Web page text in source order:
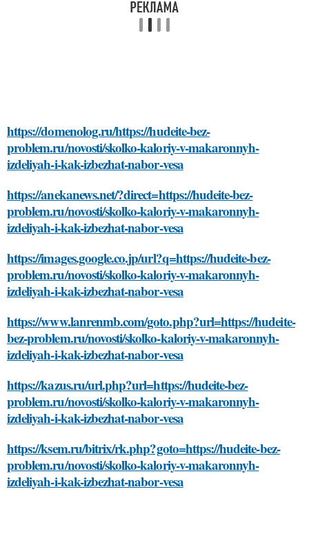
https://domenolog.ru/https://hudeite-bez-
problem.ru/novosti/skolko-kaloriy-v-makaronnyh-
izdeliyah-i-kak-izbezhat-nabor-vesa
https://anekanews.net/?direct=https://hudeite-bez-
problem.ru/novosti/skolko-kaloriy-v-makaronnyh-
izdeliyah-i-kak-izbezhat-nabor-vesa
https://images.google.co.jp/url?q=https://hudeite-bez-
problem.ru/novosti/skolko-kaloriy-v-makaronnyh-
izdeliyah-i-kak-izbezhat-nabor-vesa
https://www.lanrenmb.com/goto.php?url=https://hudeite-
bez-problem.ru/novosti/skolko-kaloriy-v-makaronnyh-
izdeliyah-i-kak-izbezhat-nabor-vesa
https://kazus.ru/url.php?url=https://hudeite-bez-
problem.ru/novosti/skolko-kaloriy-v-makaronnyh-
izdeliyah-i-kak-izbezhat-nabor-vesa
https://ksem.ru/bitrix/rk.php?goto=https://hudeite-bez-
problem.ru/novosti/skolko-kaloriy-v-makaronnyh-
izdeliyah-i-kak-izbezhat-nabor-vesa